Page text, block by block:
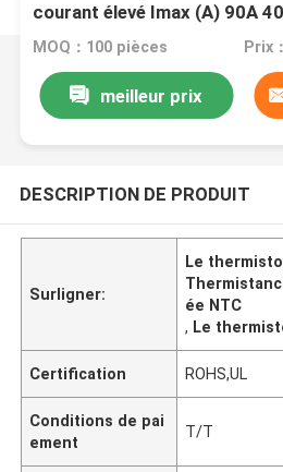
courant élevé Imax (A) 90A
Diamètres multiples
MOQ：100 pièces Prix
meilleur prix
DESCRIPTION DE PRODUIT
Surligner:
Le
ée NTC
, Le
Certification ROHS,UL
Conditions de pai
ement
T/T